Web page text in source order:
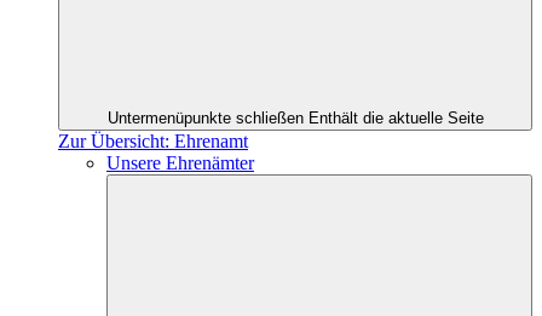
Untermenüpunkte schließen Enthält die aktuelle Seite
Zur Übersicht: Ehrenamt
Unsere Ehrenämter